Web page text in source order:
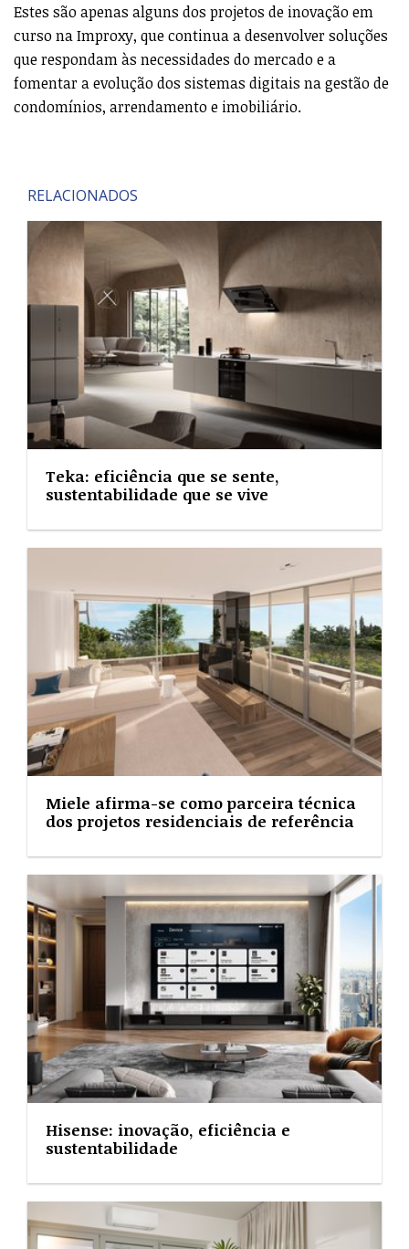
Estes são apenas alguns dos projetos de inovação em
curso na Improxy, que continua a desenvolver soluções
que respondam às necessidades do mercado e a
fomentar a evolução dos sistemas digitais na gestão de
condomínios, arrendamento e imobiliário.
RELACIONADOS
Teka: eficiência que se sente,
sustentabilidade que se vive
Miele afirma-se como parceira técnica
dos projetos residenciais de referência
Hisense: inovação, eficiência e
sustentabilidade